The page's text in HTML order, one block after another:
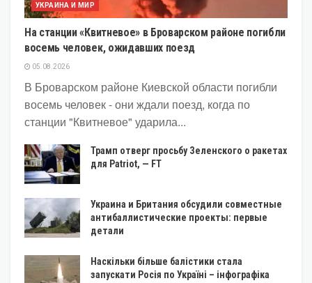
УКРАИНА И МИР
На станции «Квитневое» в Броварском районе погибли
восемь человек, ожидавших поезд
05.08.2026
В Броварском районе Киевской области погибли
восемь человек - они ждали поезд, когда по
станции "Квитневое" ударила...
Трамп отверг просьбу Зеленского о ракетах
для Patriot, — FT
Украина и Британия обсудили совместные
антибаллистические проекты: первые
детали
Наскільки більше балістики стала
запускати Росія по Україні – інфографіка